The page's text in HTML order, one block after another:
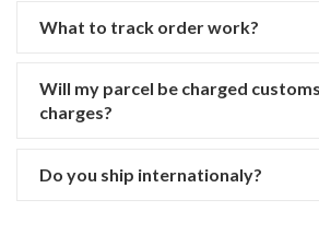
What to track order work?
Will my parcel be charged
charges?
Do you ship internationaly?